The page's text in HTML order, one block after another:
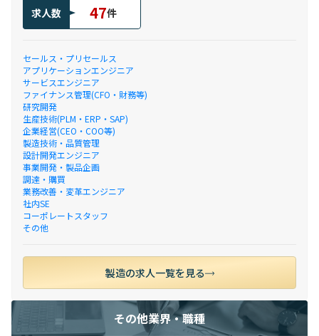
求人数 47件
セールス・プリセールス
アプリケーションエンジニア
サービスエンジニア
ファイナンス管理(CFO・財務等)
研究開発
生産技術(PLM・ERP・SAP)
企業経営(CEO・COO等)
製造技術・品質管理
設計開発エンジニア
事業開発・製品企画
調達・購買
業務改善・変革エンジニア
社内SE
コーポレートスタッフ
その他
製造の求人一覧を見る
その他業界・職種